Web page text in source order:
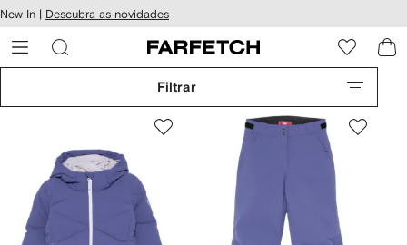
o
New In | Descubra as novidades
Filtrar